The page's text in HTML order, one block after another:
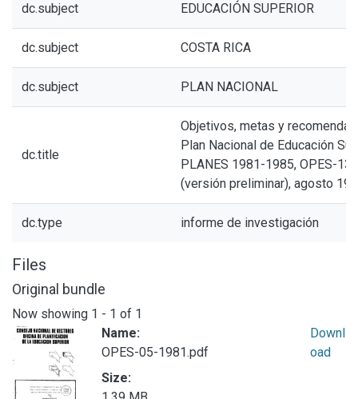
dc.subject EDUCACIÓN SUPERIOR
dc.subject COSTA RICA
dc.subject PLAN NACIONAL
dc.title
Objetivos, metas y
Plan Nacional de Educación
PLANES 1981-1985, OPES-
(versión preliminar), agosto
dc.type informe de investigación
Files
Original bundle
Now showing 1 - 1 of 1
Name:
OPES-05-1981.pdf
Size:
Downl
oad